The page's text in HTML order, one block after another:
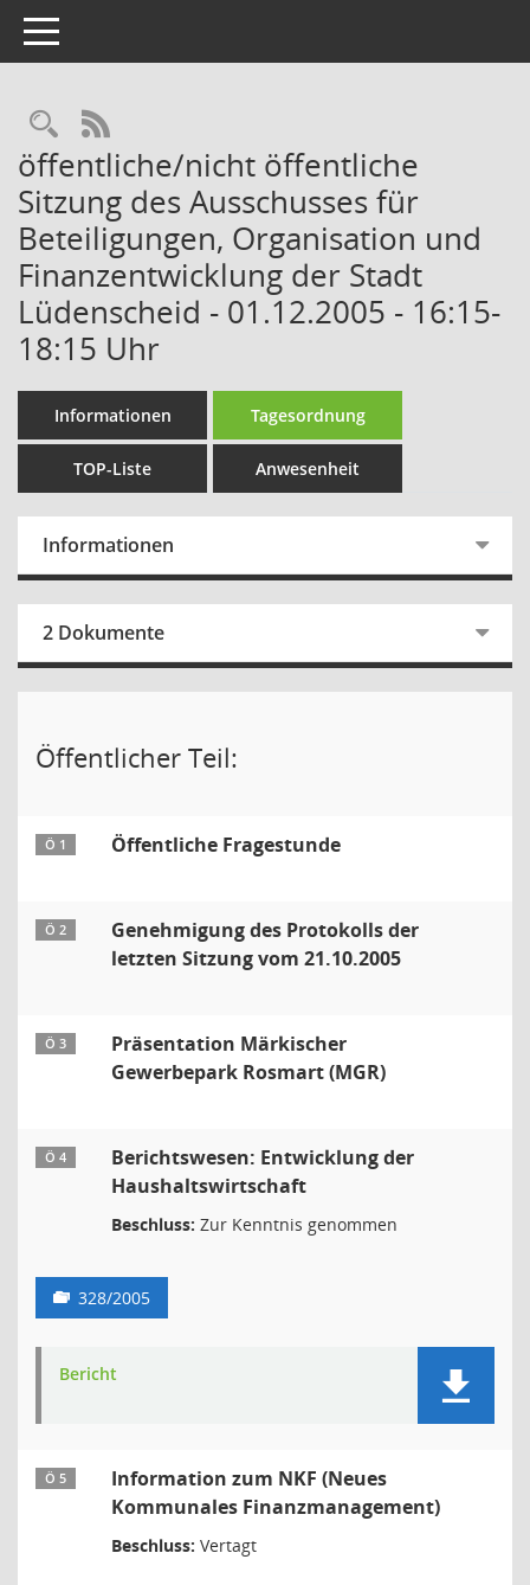
Toggle navigation
Rechercheauswahl
RSS-Feed
öffentliche/nicht öffentliche
Sitzung des Ausschusses für
Beteiligungen, Organisation und
Finanzentwicklung der Stadt
Lüdenscheid - 01.12.2005 - 16:15-
18:15 Uhr
Informationen Tagesordnung
TOP-Liste Anwesenheit
Informationen
2 Dokumente
Öffentlicher Teil:
Ö 1 Öffentliche Fragestunde
Ö 2
Genehmigung des Protokolls der
letzten Sitzung vom 21.10.2005
Ö 3
Präsentation Märkischer
Gewerbepark Rosmart (MGR)
Ö 4
Berichtswesen: Entwicklung der
Haushaltswirtschaft
Beschluss: Zur Kenntnis genommen
328/2005
Bericht
Ö 5
Information zum NKF (Neues
Kommunales Finanzmanagement)
Beschluss: Vertagt